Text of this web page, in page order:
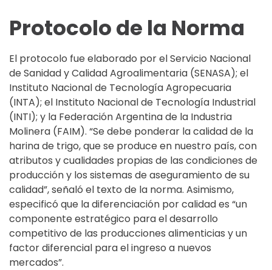
Protocolo de la Norma
El protocolo fue elaborado por el Servicio Nacional
de Sanidad y Calidad Agroalimentaria (SENASA); el
Instituto Nacional de Tecnología Agropecuaria
(INTA); el Instituto Nacional de Tecnología Industrial
(INTI); y la Federación Argentina de la Industria
Molinera (FAIM). “Se debe ponderar la calidad de la
harina de trigo, que se produce en nuestro país, con
atributos y cualidades propias de las condiciones de
producción y los sistemas de aseguramiento de su
calidad”, señaló el texto de la norma. Asimismo,
especificó que la diferenciación por calidad es “un
componente estratégico para el desarrollo
competitivo de las producciones alimenticias y un
factor diferencial para el ingreso a nuevos
mercados”.